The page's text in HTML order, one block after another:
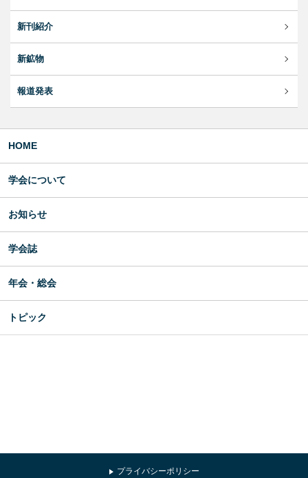
新刊紹介
新鉱物
報道発表
HOME
学会について
お知らせ
学会誌
年会・総会
トピック
プライバシーポリシー